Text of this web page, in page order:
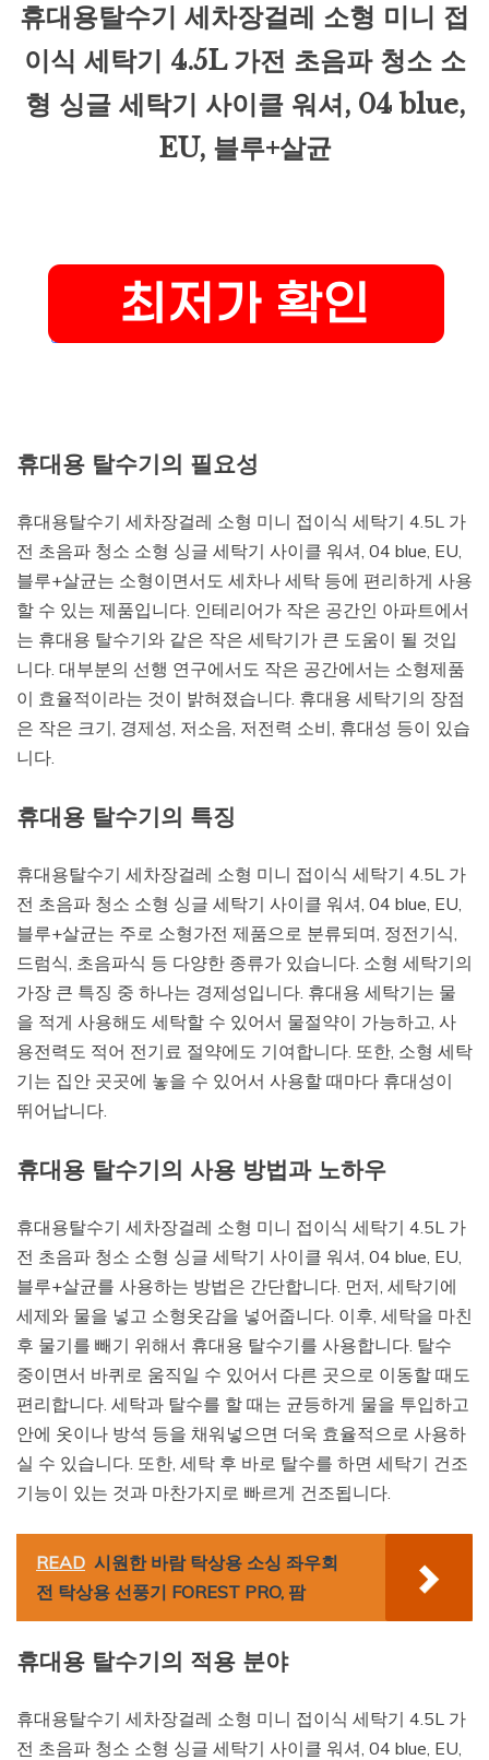
휴대용탈수기 세차장걸레 소형 미니 접
이식 세탁기 4.5L 가전 초음파 청소 소
형 싱글 세탁기 사이클 워셔, 04 blue,
EU, 블루+살균
휴대용 탈수기의 필요성
휴대용탈수기 세차장걸레 소형 미니 접이식 세탁기 4.5L 가
전 초음파 청소 소형 싱글 세탁기 사이클 워셔, 04 blue, EU,
블루+살균는 소형이면서도 세차나 세탁 등에 편리하게 사용
할 수 있는 제품입니다. 인테리어가 작은 공간인 아파트에서
는 휴대용 탈수기와 같은 작은 세탁기가 큰 도움이 될 것입
니다. 대부분의 선행 연구에서도 작은 공간에서는 소형제품
이 효율적이라는 것이 밝혀졌습니다. 휴대용 세탁기의 장점
은 작은 크기, 경제성, 저소음, 저전력 소비, 휴대성 등이 있습
니다.
휴대용 탈수기의 특징
휴대용탈수기 세차장걸레 소형 미니 접이식 세탁기 4.5L 가
전 초음파 청소 소형 싱글 세탁기 사이클 워셔, 04 blue, EU,
블루+살균는 주로 소형가전 제품으로 분류되며, 정전기식,
드럼식, 초음파식 등 다양한 종류가 있습니다. 소형 세탁기의
가장 큰 특징 중 하나는 경제성입니다. 휴대용 세탁기는 물
을 적게 사용해도 세탁할 수 있어서 물절약이 가능하고, 사
용전력도 적어 전기료 절약에도 기여합니다. 또한, 소형 세탁
기는 집안 곳곳에 놓을 수 있어서 사용할 때마다 휴대성이
뛰어납니다.
휴대용 탈수기의 사용 방법과 노하우
휴대용탈수기 세차장걸레 소형 미니 접이식 세탁기 4.5L 가
전 초음파 청소 소형 싱글 세탁기 사이클 워셔, 04 blue, EU,
블루+살균를 사용하는 방법은 간단합니다. 먼저, 세탁기에
세제와 물을 넣고 소형옷감을 넣어줍니다. 이후, 세탁을 마친
후 물기를 빼기 위해서 휴대용 탈수기를 사용합니다. 탈수
중이면서 바퀴로 움직일 수 있어서 다른 곳으로 이동할 때도
편리합니다. 세탁과 탈수를 할 때는 균등하게 물을 투입하고
안에 옷이나 방석 등을 채워넣으면 더욱 효율적으로 사용하
실 수 있습니다. 또한, 세탁 후 바로 탈수를 하면 세탁기 건조
기능이 있는 것과 마찬가지로 빠르게 건조됩니다.
READ 시원한 바람 탁상용 소싱 좌우회
전 탁상용 선풍기 FOREST PRO, 팜
휴대용 탈수기의 적용 분야
휴대용탈수기 세차장걸레 소형 미니 접이식 세탁기 4.5L 가
전 초음파 청소 소형 싱글 세탁기 사이클 워셔, 04 blue, EU,